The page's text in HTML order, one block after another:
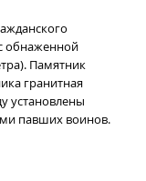
обнаженной
Памятник
гранитная
установлены
павших воинов.